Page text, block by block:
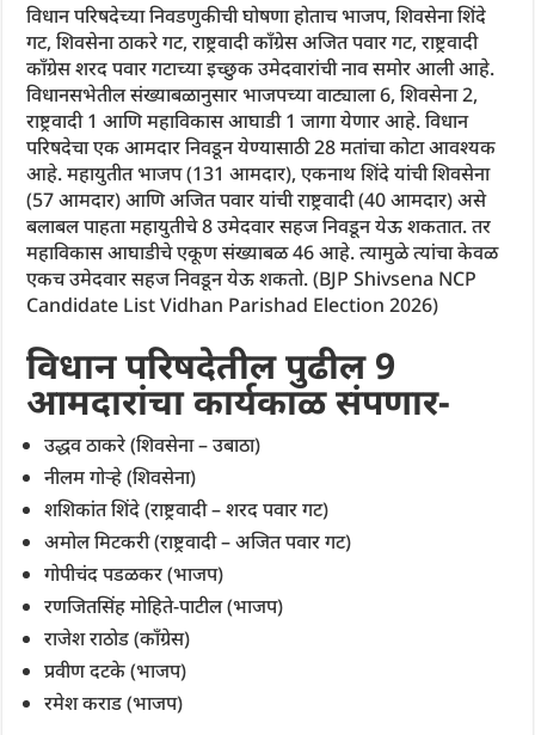
विधान परिषदेच्या निवडणुकीची घोषणा होताच भाजप, शिवसेना शिंदे
गट, शिवसेना ठाकरे गट, राष्ट्रवादी काँग्रेस अजित पवार गट, राष्ट्रवादी
काँग्रेस शरद पवार गटाच्या इच्छुक उमेदवारांची नाव समोर आली आहे.
विधानसभेतील संख्याबळानुसार भाजपच्या वाट्याला 6, शिवसेना 2,
राष्ट्रवादी 1 आणि महाविकास आघाडी 1 जागा येणार आहे. विधान
परिषदेचा एक आमदार निवडून येण्यासाठी 28 मतांचा कोटा आवश्यक
आहे. महायुतीत भाजप (131 आमदार), एकनाथ शिंदे यांची शिवसेना
(57 आमदार) आणि अजित पवार यांची राष्ट्रवादी (40 आमदार) असे
बलाबल पाहता महायुतीचे 8 उमेदवार सहज निवडून येऊ शकतात. तर
महाविकास आघाडीचे एकूण संख्याबळ 46 आहे. त्यामुळे त्यांचा केवळ
एकच उमेदवार सहज निवडून येऊ शकतो. (BJP Shivsena NCP
Candidate List Vidhan Parishad Election 2026)
विधान परिषदेतील पुढील 9
आमदारांचा कार्यकाळ संपणार-
उद्धव ठाकरे (शिवसेना – उबाठा)
नीलम गोऱ्हे (शिवसेना)
शशिकांत शिंदे (राष्ट्रवादी – शरद पवार गट)
अमोल मिटकरी (राष्ट्रवादी – अजित पवार गट)
गोपीचंद पडळकर (भाजप)
रणजितसिंह मोहिते-पाटील (भाजप)
राजेश राठोड (काँग्रेस)
प्रवीण दटके (भाजप)
रमेश कराड (भाजप)